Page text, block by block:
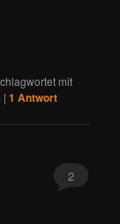
mit
|1 Antwort
2